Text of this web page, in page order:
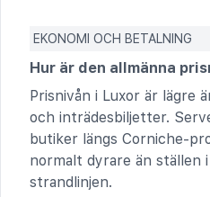
EKONOMI OCH BETALNING
Hur är den allmänna
Prisnivån i Luxor är lägre
och inträdesbiljetter.
butiker längs Corniche-
normalt dyrare än ställen
strandlinjen.